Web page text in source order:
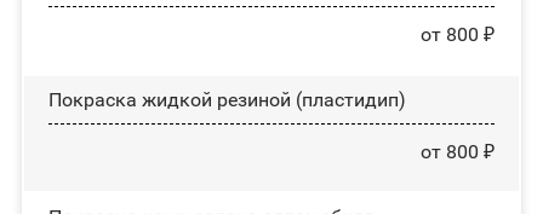
от 800 ₽
Покраска жидкой резиной (пластидип)
от 800 ₽